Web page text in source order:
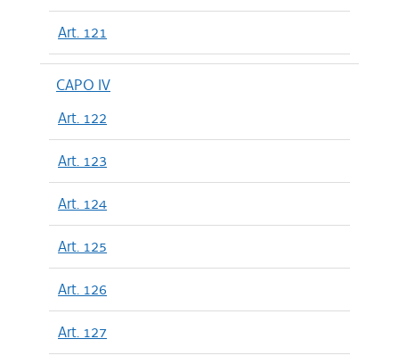
Art. 121
CAPO IV
Art. 122
Art. 123
Art. 124
Art. 125
Art. 126
Art. 127